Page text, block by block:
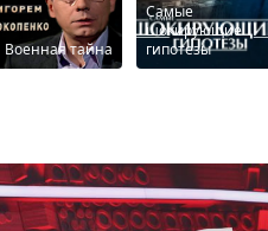
Военная тайна
Самые
шокирующие
гипотезы